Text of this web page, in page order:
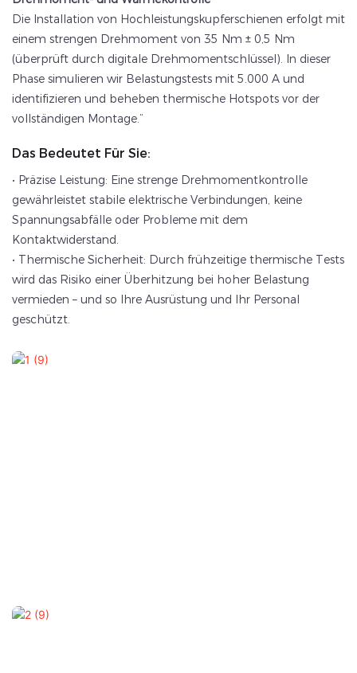
Die Installation von Hochleistungskupferschienen erfolgt mit
einem strengen Drehmoment von 35 Nm ± 0,5 Nm
(überprüft durch digitale Drehmomentschlüssel). In dieser
Phase simulieren wir Belastungstests mit 5.000 A und
identifizieren und beheben thermische Hotspots vor der
vollständigen Montage.“
Das Bedeutet Für Sie:
• Präzise Leistung: Eine strenge Drehmomentkontrolle
gewährleistet stabile elektrische Verbindungen, keine
Spannungsabfälle oder Probleme mit dem
Kontaktwiderstand.
• Thermische Sicherheit: Durch frühzeitige thermische Tests
wird das Risiko einer Überhitzung bei hoher Belastung
vermieden – und so Ihre Ausrüstung und Ihr Personal
geschützt.